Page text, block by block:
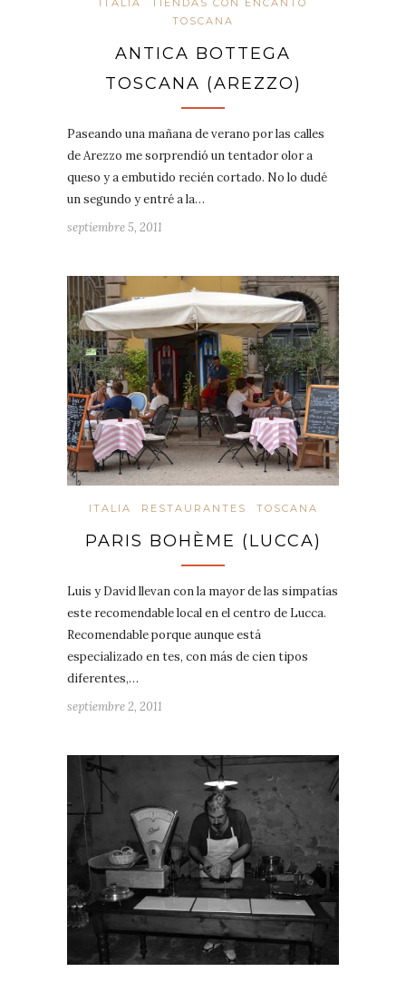
ITALIA
TIENDAS CON ENCANTO
TOSCANA
ANTICA BOTTEGA
TOSCANA (AREZZO)
Paseando una mañana de verano por las calles
de Arezzo me sorprendió un tentador olor a
queso y a embutido recién cortado. No lo dudé
un segundo y entré a la…
septiembre 5, 2011
ITALIA RESTAURANTES TOSCANA
PARIS BOHÈME (LUCCA)
Luis y David llevan con la mayor de las simpatías
este recomendable local en el centro de Lucca.
Recomendable porque aunque está
especializado en tes, con más de cien tipos
diferentes,…
septiembre 2, 2011